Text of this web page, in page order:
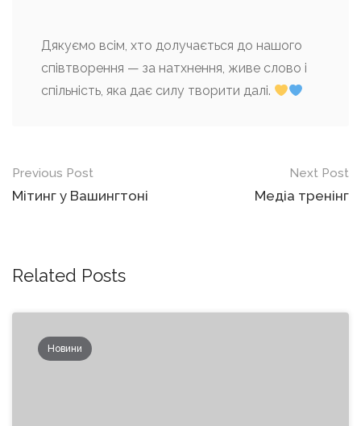
Дякуємо всім, хто долучається до нашого
співтворення — за натхнення, живе слово і
спільність, яка дає силу творити далі.
Post
navigation
Previous Post
Мітинг у Вашингтоні
Next Post
Медіа тренінг
Related Posts
Новини